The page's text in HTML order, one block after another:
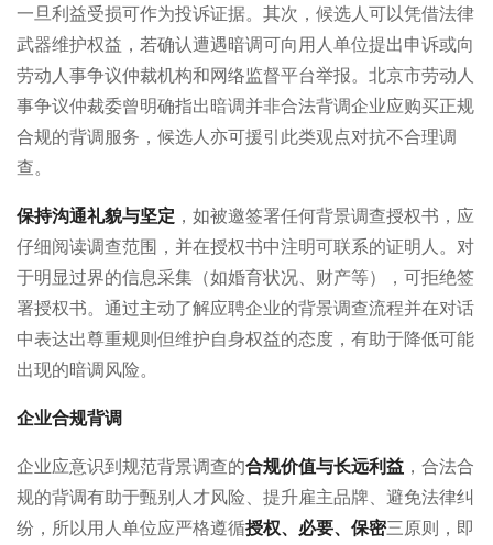
一旦利益受损可作为投诉证据。其次，候选人可以凭借法律
武器维护权益，若确认遭遇暗调可向用人单位提出申诉或向
劳动人事争议仲裁机构和网络监督平台举报。北京市劳动人
事争议仲裁委曾明确指出暗调并非合法背调企业应购买正规
合规的背调服务，候选人亦可援引此类观点对抗不合理调
查。
保持沟通礼貌与坚定 ，如被邀签署任何背景调查授权书，应
仔细阅读调查范围，并在授权书中注明可联系的证明人。对
于明显过界的信息采集（如婚育状况、财产等），可拒绝签
署授权书。通过主动了解应聘企业的背景调查流程并在对话
中表达出尊重规则但维护自身权益的态度，有助于降低可能
出现的暗调风险。
企业合规背调
企业应意识到规范背景调查的合规价值与长远利益 ，合法合
规的背调有助于甄别人才风险、提升雇主品牌、避免法律纠
纷，所以用人单位应严格遵循授权、必要、保密三原则，即